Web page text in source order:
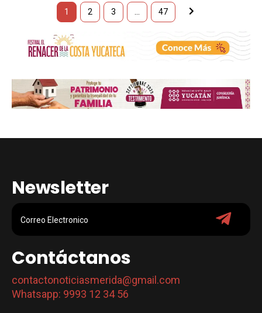
1 2 3 47
Newsletter
Contáctanos
contactonoticiasmerida@gmail.com
Whatsapp: 9993 12 34 56